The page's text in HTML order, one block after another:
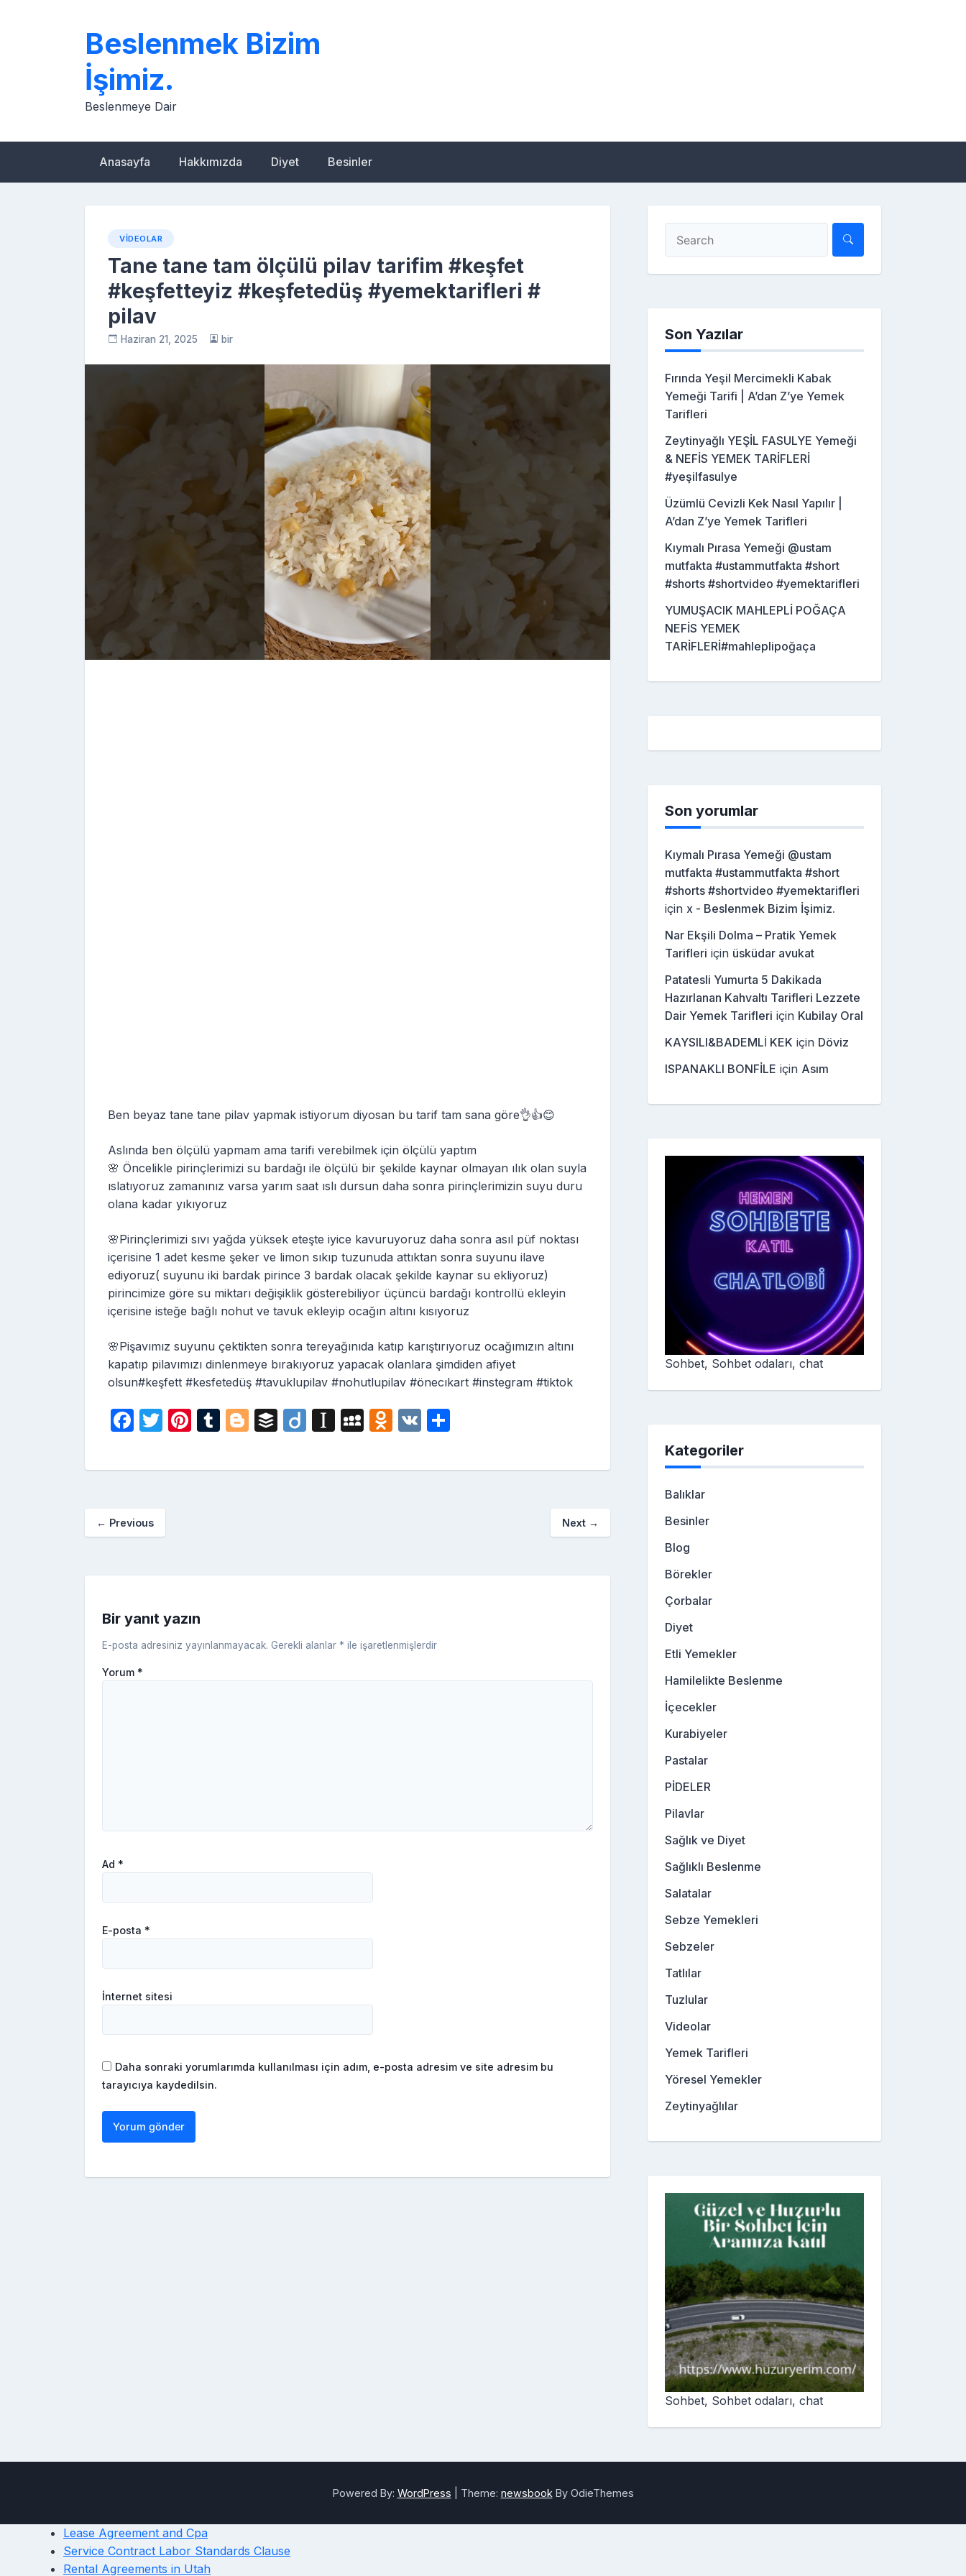
Beslenmek Bizim
İşimiz.
Beslenmeye Dair
Anasayfa Hakkımızda Diyet Besinler
VIDEOLAR
Tane tane tam ölçülü pilav tarifim #keşfet
#keşfetteyiz #keşfetedüş #yemektarifleri #
pilav
Haziran 21, 2025 bir
Ben beyaz tane tane pilav yapmak istiyorum diyosan bu tarif tam sana göre👌👍😊
Aslında ben ölçülü yapmam ama tarifi verebilmek için ölçülü yaptım
🌸 Öncelikle pirinçlerimizi su bardağı ile ölçülü bir şekilde kaynar olmayan ılık olan suyla
ıslatıyoruz zamanınız varsa yarım saat ıslı dursun daha sonra pirinçlerimizin suyu duru
olana kadar yıkıyoruz
🌸Pirinçlerimizi sıvı yağda yüksek eteşte iyice kavuruyoruz daha sonra asıl püf noktası
içerisine 1 adet kesme şeker ve limon sıkıp tuzunuda attıktan sonra suyunu ilave
ediyoruz( suyunu iki bardak pirince 3 bardak olacak şekilde kaynar su ekliyoruz)
pirincimize göre su miktarı değişiklik gösterebiliyor üçüncü bardağı kontrollü ekleyin
içerisine isteğe bağlı nohut ve tavuk ekleyip ocağın altını kısıyoruz
🌸Pişavımız suyunu çektikten sonra tereyağınıda katıp karıştırıyoruz ocağımızın altını
kapatıp pilavımızı dinlenmeye bırakıyoruz yapacak olanlara şimdiden afiyet
olsun#keşfett #kesfetedüş #tavuklupilav #nohutlupilav #önecıkart #instegram #tiktok
F
c
b
o
T
itt
Pi
er
T
m
Bl
g
B
fe
Di
o
In
a
M
S
O
n
V
ar
← Previous Next →
Bir yanıt yazın
E-posta adresiniz yayınlanmayacak. Gerekli alanlar * ile işaretlenmişlerdir
Yorum *
Ad *
E-posta *
İnternet sitesi
Daha sonraki yorumlarımda kullanılması için adım, e-posta adresim ve site adresim bu
tarayıcıya kaydedilsin.
Son Yazılar
Fırında Yeşil Mercimekli Kabak
Yemeği Tarifi | A’dan Z’ye Yemek
Tarifleri
Zeytinyağlı YEŞİL FASULYE Yemeği
& NEFİS YEMEK TARİFLERİ
#yeşilfasulye
Üzümlü Cevizli Kek Nasıl Yapılır |
A’dan Z’ye Yemek Tarifleri
Kıymalı Pırasa Yemeği @ustam
mutfakta #ustammutfakta #short
#shorts #shortvideo #yemektarifleri
YUMUŞACIK MAHLEPLİ POĞAÇA
NEFİS YEMEK
TARİFLERİ#mahleplipoğaça
Son yorumlar
Kıymalı Pırasa Yemeği @ustam
mutfakta #ustammutfakta #short
#shorts #shortvideo #yemektarifleri
için x - Beslenmek Bizim İşimiz.
Nar Ekşili Dolma – Pratik Yemek
Tarifleri için üsküdar avukat
Patatesli Yumurta 5 Dakikada
Hazırlanan Kahvaltı Tarifleri Lezzete
Dair Yemek Tarifleri için Kubilay Oral
KAYSILI&BADEMLİ KEK için Döviz
ISPANAKLI BONFİLE için Asım
Sohbet, Sohbet odaları, chat
Kategoriler
Balıklar
Besinler
Blog
Börekler
Çorbalar
Diyet
Etli Yemekler
Hamilelikte Beslenme
İçecekler
Kurabiyeler
Pastalar
PİDELER
Pilavlar
Sağlık ve Diyet
Sağlıklı Beslenme
Salatalar
Sebze Yemekleri
Sebzeler
Tatlılar
Tuzlular
Videolar
Yemek Tarifleri
Yöresel Yemekler
Zeytinyağlılar
Sohbet, Sohbet odaları, chat
Powered By: WordPress Theme: newsbook By OdieThemes
Lease Agreement and Cpa
Service Contract Labor Standards Clause
Rental Agreements in Utah